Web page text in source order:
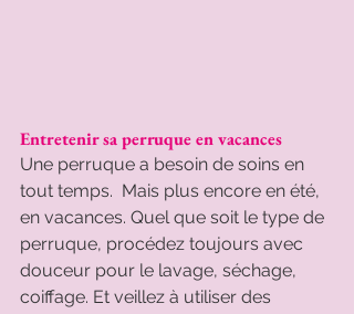
Entretenir sa perruque en vacances
Une perruque a besoin de soins en
tout temps.  Mais plus encore en été,
en vacances. Quel que soit le type de
perruque, procédez toujours avec
douceur pour le lavage, séchage,
coiffage. Et veillez à utiliser des